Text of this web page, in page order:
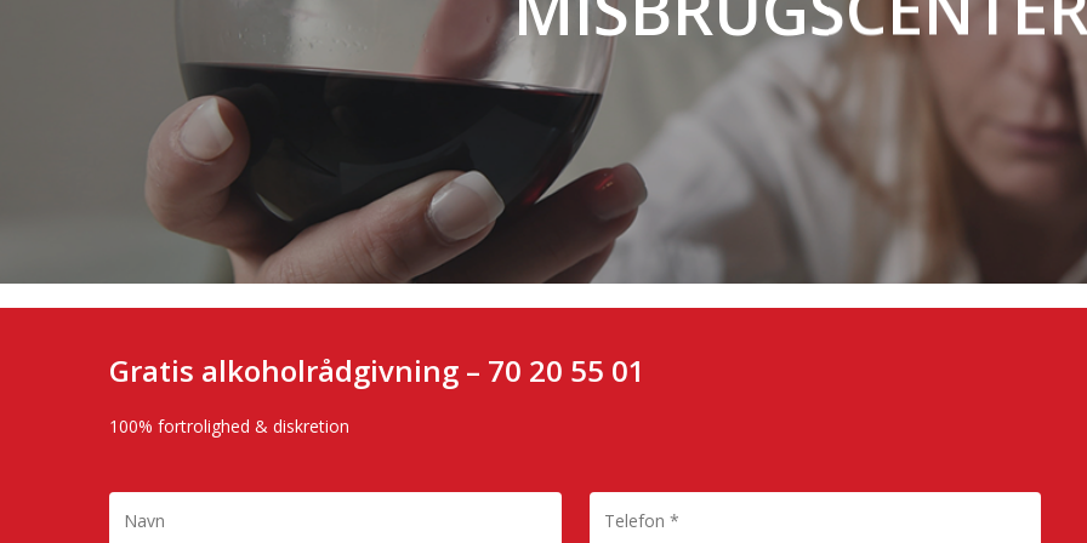
Gratis alkoholrådgivning – 70 20 55 01
100% fortrolighed & diskretion